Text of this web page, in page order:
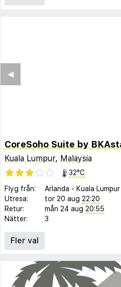
◀︎
Kuala Lumpur, Malaysia
32°C
Flyg från:
Arlanda - Kuala Lumpur
Utresa:
tor 20 aug 22:20
Retur:
mån 24 aug 20:55
Nätter:
3
Fler val